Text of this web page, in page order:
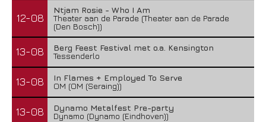
12-08
Ntjam Rosie - Who I Am
Theater aan de Parade (Theater aan de Parade
(Den Bosch))
13-08
Berg Feest Festival met o.a. Kensington
Tessenderlo
13-08
In Flames + Employed To Serve
OM (OM (Seraing))
13-08
Dynamo Metalfest Pre-party
Dynamo (Dynamo (Eindhoven))